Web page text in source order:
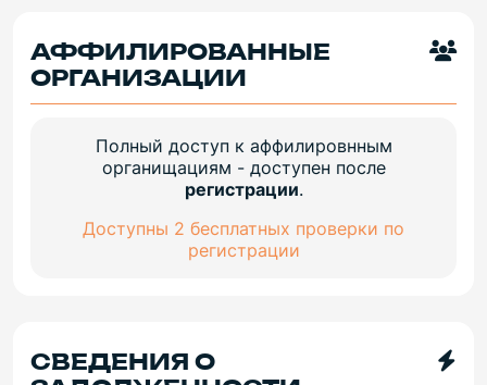
АФФИЛИРОВАННЫЕ
ОРГАНИЗАЦИИ
Полный доступ к аффилировнным
органищациям - доступен после
регистрации.
Доступны 2 бесплатных проверки по
регистрации
СВЕДЕНИЯ О